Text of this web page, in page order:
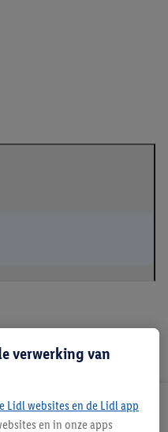
verwerking van
Lidl websites en de Lidl app
en in onze apps